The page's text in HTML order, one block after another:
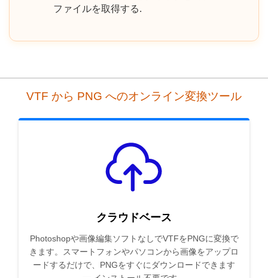
ファイルを取得する.
VTF から PNG へのオンライン変換ツール
クラウドベース
Photoshopや画像編集ソフトなしでVTFをPNGに変換で
きます。スマートフォンやパソコンから画像をアップロ
ードするだけで、PNGをすぐにダウンロードできます